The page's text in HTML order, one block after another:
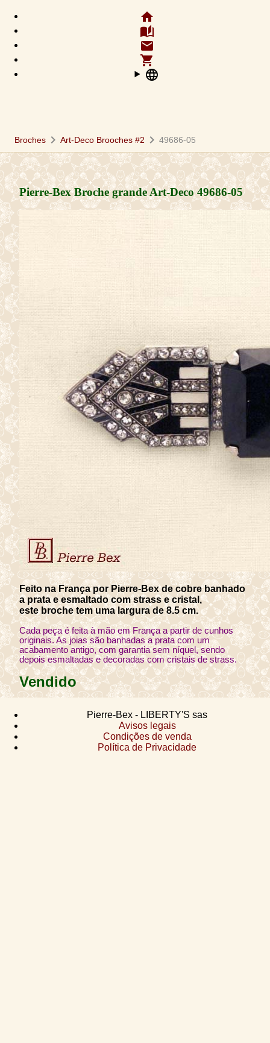
home
auto_stories
email
shopping_cart
language
Broches chevron_right Art-Deco Brooches #2 chevron_right 49686-05
Pierre-Bex Broche grande Art-Deco49686-05
Feito na França por Pierre-Bex de cobre banhado
a prata e esmaltado com strass e cristal,
este broche tem uma largura de 8.5 cm.
Cada peça é feita à mão em França a partir de cunhos
originais. As joias são banhadas a prata com um
acabamento antigo, com garantia sem níquel, sendo
depois esmaltadas e decoradas com cristais de strass.
Vendido
Pierre-Bex - LIBERTY'S sas
Avisos legais
Condições de venda
Política de Privacidade